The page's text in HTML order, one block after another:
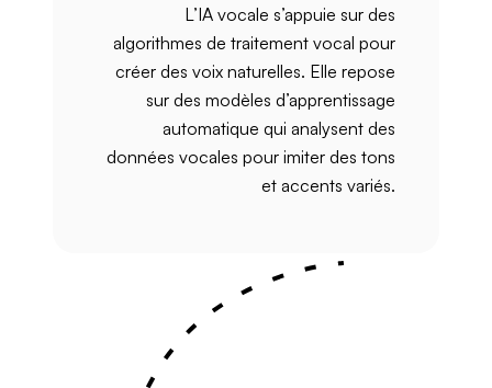
L’IA vocale s’appuie sur des
algorithmes de traitement vocal pour
créer des voix naturelles. Elle repose
sur des modèles d’apprentissage
automatique qui analysent des
données vocales pour imiter des tons
et accents variés.